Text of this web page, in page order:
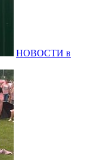
НОВОСТИ в